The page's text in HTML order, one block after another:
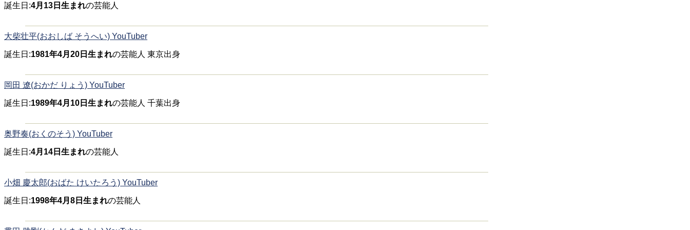
誕生日:4月13日生まれの芸能人
大柴壮平(おおしば そうへい) YouTuber
誕生日:1981年4月20日生まれの芸能人 東京出身
岡田 遼(おかだ りょう) YouTuber
誕生日:1989年4月10日生まれの芸能人 千葉出身
奥野奏(おくのそう) YouTuber
誕生日:4月14日生まれの芸能人
小畑 慶太郎(おばた けいたろう) YouTuber
誕生日:1998年4月8日生まれの芸能人